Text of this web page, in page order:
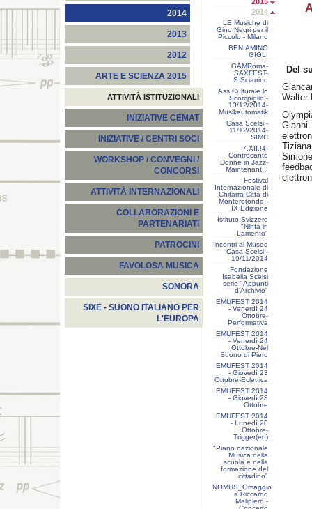
2014
2013
2012
ARTE E SCIENZA 2015
ATTIVITÀ ISTITUZIONALI
INIZIATIVE CEMAT
INIZIATIVE / CENTRI SOCI
WORKSHOP / CONVEGNI /
CONCORSI
ATTIVITÀ INTERNAZIONALI
COLLABORAZIONI E
PARTENARIATI
PATROCINI
FAVOLOSA MUSICA
SONORA
SIXE - SUONO ITALIANO PER
L'EUROPA
2014
LE Musiche di
Gino Negri per il
Piccolo - Milano
BENIAMINO
GIGLI
GAMRoma-
SAXFEST-
S.Sciarrino
Ass Culturale lo
Scompiglio -
13/12/2014-
Musikautomatik
Casa Scelsi -
11/12/2014-
SIMC
7.XII.!4-
Controcanto
Donne in Jazz-
Maintenant...
Festival
Internazionale di
Chitarra Città di
Monterotondo -
IX Edizione
Istituto Svizzero
"Ninfa in
Lamento"
Incontri al Museo
Casa Scelsi -
19/11/2014
Fondazione
Isabella Scelsi
serie "Appunti
d'Archivio"
EMUFEST 2014
- Venerdì 24
Ottobre-
Performativa
EMUFEST 2014
- Venerdì 24
Ottobre-Nel
Suono di Piero
EMUFEST 2014
- Giovedì 23
Ottobre-Eclettica
EMUFEST 2014
- Giovedì 23
Ottobre
EMUFEST 2014
- Lunedì 20
Ottobre-
Trigger(ed)
"Piano nazionale
Musica nella
scuola e nella
formazione del
cittadino"
NOMUS_Omaggio
a Riccardo
Malipiero -
Del
Walter